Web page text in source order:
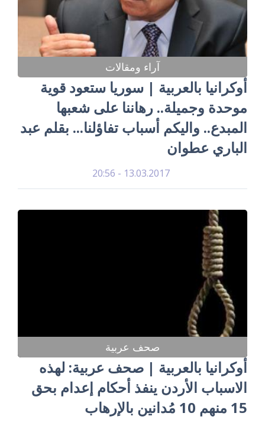
آراء ومقالات
أوكرانيا بالعربية | سوريا ستعود قوية
موحدة وجميلة.. رهاننا على شعبها
المبدع.. واليكم أسباب تفاؤلنا... بقلم عبد
الباري عطوان
13.03.2017 - 20:56
صحف عربية
أوكرانيا بالعربية | صحف عربية: لهذه
الاسباب الأردن ينفذ أحكام إعدام بحق
15 منهم 10 مُدانين بالإرهاب